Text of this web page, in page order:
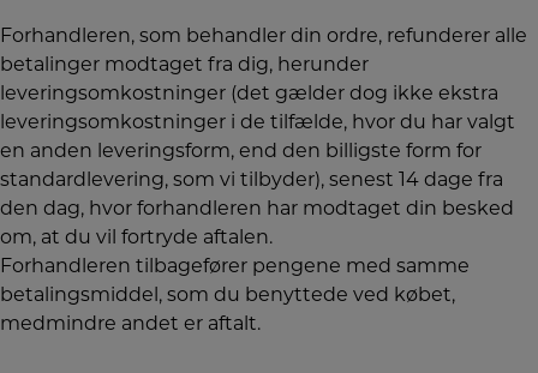
Forhandleren, som behandler din ordre, refunderer alle
betalinger modtaget fra dig, herunder
leveringsomkostninger (det gælder dog ikke ekstra
leveringsomkostninger i de tilfælde, hvor du har valgt
en anden leveringsform, end den billigste form for
standardlevering, som vi tilbyder), senest 14 dage fra
den dag, hvor forhandleren har modtaget din besked
om, at du vil fortryde aftalen.
Forhandleren tilbagefører pengene med samme
betalingsmiddel, som du benyttede ved købet,
medmindre andet er aftalt.